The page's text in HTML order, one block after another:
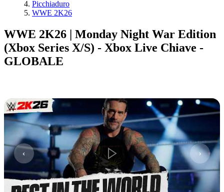
Picchiaduro
WWE 2K26
WWE 2K26 | Monday Night War Edition
(Xbox Series X/S) - Xbox Live Chiave -
GLOBALE